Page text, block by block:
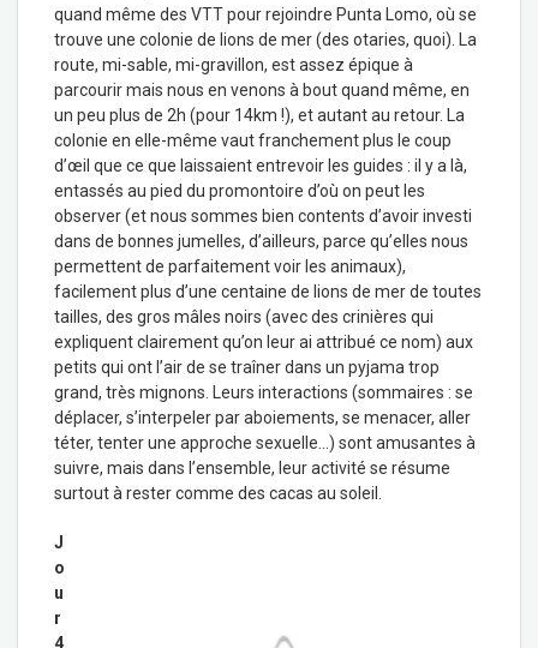
quand même des VTT pour rejoindre Punta Lomo, où se
trouve une colonie de lions de mer (des otaries, quoi). La
route, mi-sable, mi-gravillon, est assez épique à
parcourir mais nous en venons à bout quand même, en
un peu plus de 2h (pour 14km !), et autant au retour. La
colonie en elle-même vaut franchement plus le coup
d’œil que ce que laissaient entrevoir les guides : il y a là,
entassés au pied du promontoire d’où on peut les
observer (et nous sommes bien contents d’avoir investi
dans de bonnes jumelles, d’ailleurs, parce qu’elles nous
permettent de parfaitement voir les animaux),
facilement plus d’une centaine de lions de mer de toutes
tailles, des gros mâles noirs (avec des crinières qui
expliquent clairement qu’on leur ai attribué ce nom) aux
petits qui ont l’air de se traîner dans un pyjama trop
grand, très mignons. Leurs interactions (sommaires : se
déplacer, s’interpeler par aboiements, se menacer, aller
téter, tenter une approche sexuelle…) sont amusantes à
suivre, mais dans l’ensemble, leur activité se résume
surtout à rester comme des cacas au soleil.
J
o
u
r
4